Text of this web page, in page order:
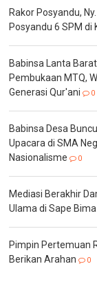
Rakor Posyandu,
Posyandu 6 SPM di
Babinsa Lanta
Pembukaan MTQ,
Generasi Qur'ani
0
Babinsa Desa
Upacara di SMA
Nasionalisme
0
Mediasi Berakhir
Ulama di Sape
Pimpin Pertemuan
Berikan Arahan
0